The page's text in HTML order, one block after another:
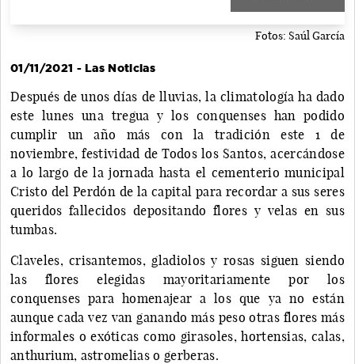
Fotos: Saúl García
01/11/2021 - Las Noticias
Después de unos días de lluvias, la climatología ha dado
este lunes una tregua y los conquenses han podido
cumplir un año más con la tradición este 1 de
noviembre, festividad de Todos los Santos, acercándose
a lo largo de la jornada hasta el cementerio municipal
Cristo del Perdón de la capital para recordar a sus seres
queridos fallecidos depositando flores y velas en sus
tumbas.
Claveles, crisantemos, gladiolos y rosas siguen siendo
las flores elegidas mayoritariamente por los
conquenses para homenajear a los que ya no están
aunque cada vez van ganando más peso otras flores más
informales o exóticas como girasoles, hortensias, calas,
anthurium, astromelias o gerberas.